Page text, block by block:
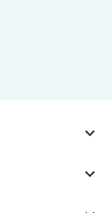
ktorá prežije

